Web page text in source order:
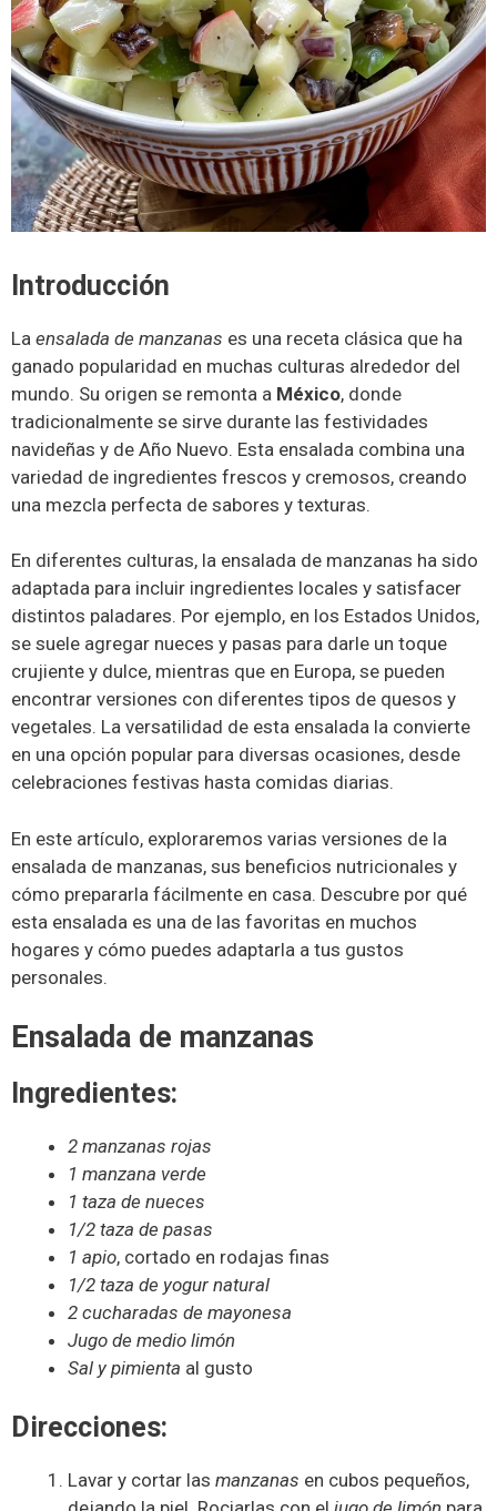
Introducción
La ensalada de manzanas es una receta clásica que ha
ganado popularidad en muchas culturas alrededor del
mundo. Su origen se remonta a México, donde
tradicionalmente se sirve durante las festividades
navideñas y de Año Nuevo. Esta ensalada combina una
variedad de ingredientes frescos y cremosos, creando
una mezcla perfecta de sabores y texturas.
En diferentes culturas, la ensalada de manzanas ha sido
adaptada para incluir ingredientes locales y satisfacer
distintos paladares. Por ejemplo, en los Estados Unidos,
se suele agregar nueces y pasas para darle un toque
crujiente y dulce, mientras que en Europa, se pueden
encontrar versiones con diferentes tipos de quesos y
vegetales. La versatilidad de esta ensalada la convierte
en una opción popular para diversas ocasiones, desde
celebraciones festivas hasta comidas diarias.
En este artículo, exploraremos varias versiones de la
ensalada de manzanas, sus beneficios nutricionales y
cómo prepararla fácilmente en casa. Descubre por qué
esta ensalada es una de las favoritas en muchos
hogares y cómo puedes adaptarla a tus gustos
personales.
Ensalada de manzanas
Ingredientes:
2 manzanas rojas
1 manzana verde
1 taza de nueces
1/2 taza de pasas
1 apio, cortado en rodajas finas
1/2 taza de yogur natural
2 cucharadas de mayonesa
Jugo de medio limón
Sal y pimienta al gusto
Direcciones:
Lavar y cortar las manzanas en cubos pequeños,